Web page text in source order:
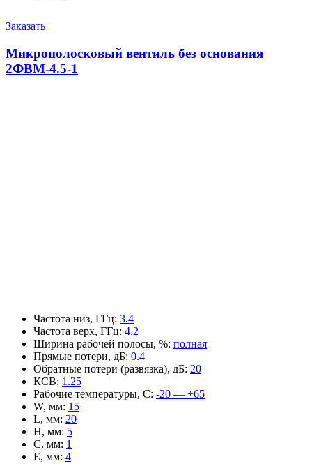
Заказать
Микрополосковый вентиль без основания
2ФВМ-4.5-1
Частота низ, ГГц: 3.4
Частота верх, ГГц: 4.2
Ширина рабочей полосы, %: полная
Прямые потери, дБ: 0.4
Обратные потери (развязка), дБ: 20
КСВ: 1.25
Рабочие температуры, С: -20 — +65
W, мм: 15
L, мм: 20
H, мм: 5
C, мм: 1
E, мм: 4